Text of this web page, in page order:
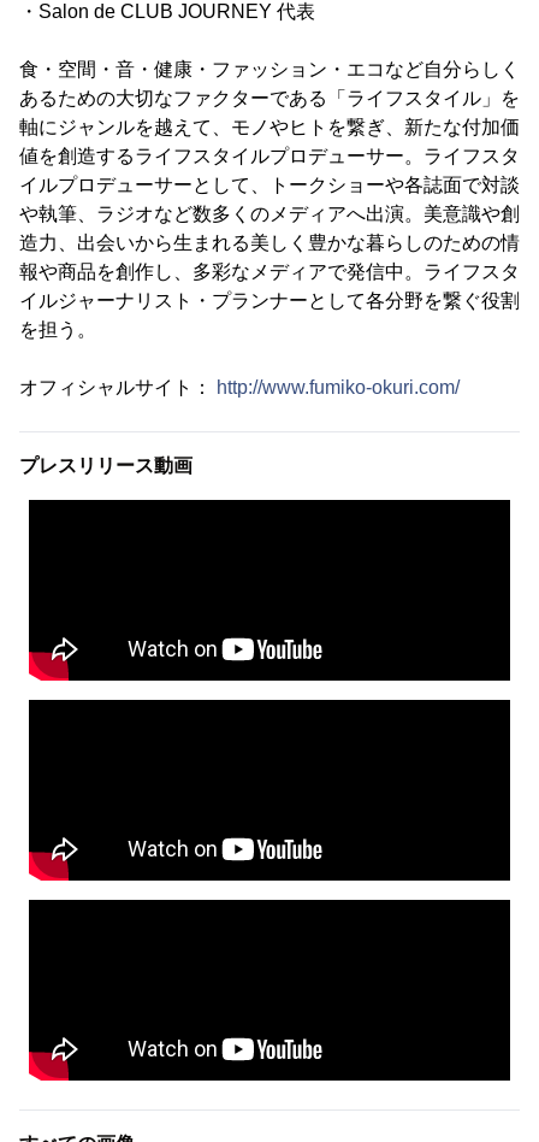
・Salon de CLUB JOURNEY 代表
食・空間・音・健康・ファッション・エコなど自分らしく
あるための大切なファクターである「ライフスタイル」を
軸にジャンルを越えて、モノやヒトを繋ぎ、新たな付加価
値を創造するライフスタイルプロデューサー。ライフスタ
イルプロデューサーとして、トークショーや各誌面で対談
や執筆、ラジオなど数多くのメディアへ出演。美意識や創
造力、出会いから生まれる美しく豊かな暮らしのための情
報や商品を創作し、多彩なメディアで発信中。ライフスタ
イルジャーナリスト・プランナーとして各分野を繋ぐ役割
を担う。
オフィシャルサイト： http://www.fumiko-okuri.com/
プレスリリース動画